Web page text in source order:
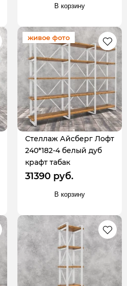
В корзину
живое фото
Стеллаж Айсберг Лофт
240*182-4 белый дуб
крафт табак
31390 руб.
В корзину